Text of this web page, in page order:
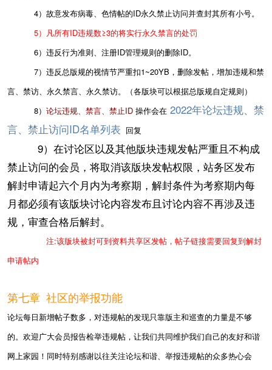
4）故意发布病毒、色情帖的ID永久禁止访问并查封其所有小号。
5）凡所有ID违规数≥3的将实行永久禁言的处罚
6）违反行为准则、注册ID管理规则的删除ID。
7）违反总版规的视情节严重扣1~20YB ，删除发帖，增加违规和禁
言、禁访、永久禁言、永久禁访。（各版块可以根据总版规自定规则）
8） 论坛违规、禁言、禁止ID 操作会在 2022年论坛违规、禁
言、禁止访问ID名单列表 回复
9）在讨论区以及其他版块违规发帖严重且不构成
禁止访问的会员，将取消该版块发帖权限，站务区发布
解封申请起六个月内为考察期，解封条件为考察期内每
月都必须有该版块讨论内容发布且讨论内容不再涉及违
规，审查合格后解封。
注:该版块被封可到资料共享区发帖，帖子链接需要回复到解封
申请帖内
第七章 社区的举报功能
论坛每日新增帖子数多，对违规帖的发现只靠版主和巡查的力量是不够
的。欢迎广大会员报告检举违规帖，让我们共同维护我们自己的友好和谐
网上家园！同时特别感谢以往关注论坛和谐、举报违规帖的众多热心会